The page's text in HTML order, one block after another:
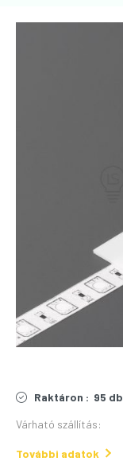
Raktáron : 95 db
Várható szállítás:
További adatok